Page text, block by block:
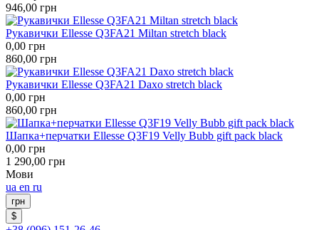
946,00 грн
Рукавички Ellesse Q3FA21 Miltan stretch black
0,00 грн
860,00 грн
Рукавички Ellesse Q3FA21 Daxo stretch black
0,00 грн
860,00 грн
Шапка+перчатки Ellesse Q3F19 Velly Bubb gift pack black
0,00 грн
1 290,00 грн
Мови
ua en ru
грн
$